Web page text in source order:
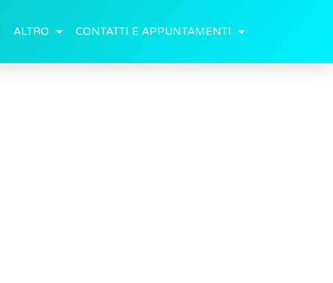
ALTRO CONTATTI E APPUNTAMENTI